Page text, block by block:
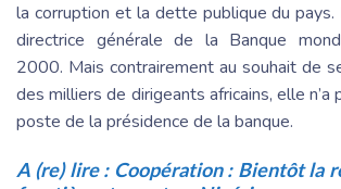
la corruption et la dette publique du
directrice générale de la Banque
2000. Mais contrairement au souhait de
des milliers de dirigeants africains, elle n’a
poste de la présidence de la banque.
A (re) lire : Coopération : Bientôt la